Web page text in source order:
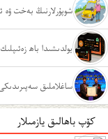
شوپۇرلارنىڭ بەخت
يولدىشىدا باھ
ساغلاملىق
كۆپ باھالىق يازمىلار